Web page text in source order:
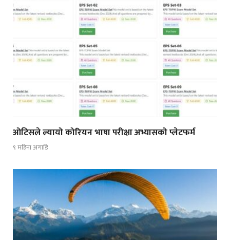
ओटिसले ल्यायो कोरियन भाषा परीक्षा अभ्यासको प्लेटफर्म
९ महिना अगाडि